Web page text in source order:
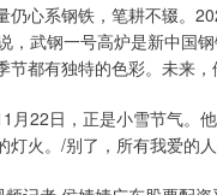
仍心系钢铁，笔耕不辍。
，武钢一号高炉是新中国
节都有独特的色彩。未来
月22日，正是小雪节气。
灯火。/别了，所有我爱的